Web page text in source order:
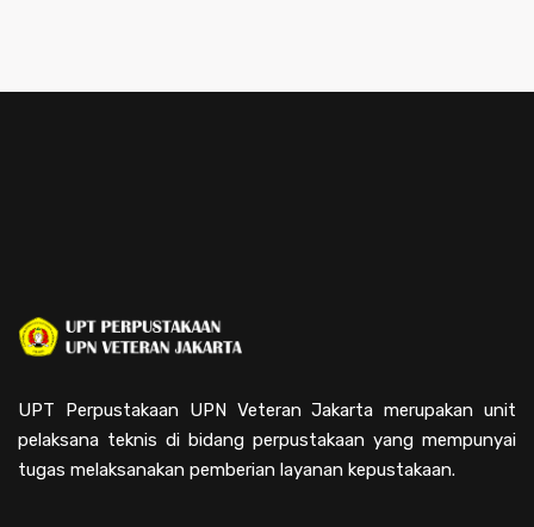
UPT Perpustakaan UPN Veteran Jakarta merupakan unit
pelaksana teknis di bidang perpustakaan yang mempunyai
tugas melaksanakan pemberian layanan kepustakaan.